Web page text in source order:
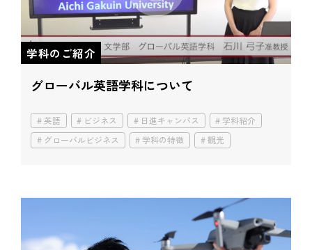
学科のご紹介
グローバル英語学科について
英語 ビジネス 日進キャンパス
学科紹介
グローバルビジネス
学科の特徴 観光